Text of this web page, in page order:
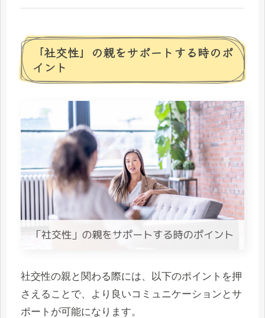
「社交性」の親をサポートする時のポ
イント
社交性の親と関わる際には、以下のポイントを押
さえることで、より良いコミュニケーションとサ
ポートが可能になります。